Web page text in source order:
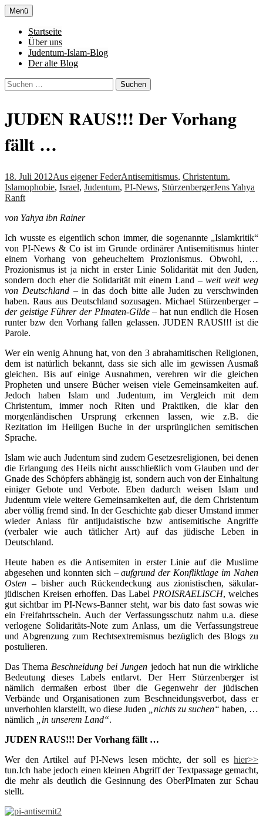
Zum
Inhalt
springen
Al-Adala.de
von allem
Menü
Startseite
Über uns
Judentum-Islam-Blog
Der alte Blog
Suchen
nach:
JUDEN RAUS!!! Der Vorhang
fällt …
18. Juli 2012Aus eigener FederAntisemitismus, Christentum,
Islamophobie, Israel, Judentum, PI-News, StürzenbergerJens Yahya
Ranft
von Yahya ibn Rainer
Ich wusste es eigentlich schon immer, die sogenannte „Islamkritik“
von PI-News & Co ist im Grunde ordinärer Antisemitismus hinter
einem Vorhang von geheucheltem Prozionismus. Obwohl, …
Prozionismus ist ja nicht in erster Linie Solidarität mit den Juden,
sondern doch eher die Solidarität mit einem Land – weit weit weg
von Deutschland –in das doch bitte alle Juden zu verschwinden
haben. Raus aus Deutschland sozusagen. Michael Stürzenberger –
der geistige Führer der PImaten-Gilde – hat nun endlich die Hosen
runter bzw den Vorhang fallen gelassen. JUDEN RAUS!!! ist die
Parole.
Wer ein wenig Ahnung hat, von den 3 abrahamitischen Religionen,
dem ist natürlich bekannt, dass sie sich alle im gewissen Ausmaß
gleichen. Bis auf einige Ausnahmen, verehren wir die gleichen
Propheten und unsere Bücher weisen viele Gemeinsamkeiten auf.
Jedoch haben Islam und Judentum, im Vergleich mit dem
Christentum, immer noch Riten und Praktiken, die klar den
morgenländischen Ursprung erkennen lassen, wie z.B. die
Rezitation im Heiligen Buche in der ursprünglichen semitischen
Sprache.
Islam wie auch Judentum sind zudem Gesetzesreligionen, bei denen
die Erlangung des Heils nicht ausschließlich vom Glauben und der
Gnade des Schöpfers abhängig ist, sondern auch von der Einhaltung
einiger Gebote und Verbote. Eben dadurch weisen Islam und
Judentum viele weitere Gemeinsamkeiten auf, die dem Christentum
aber völlig fremd sind. In der Geschichte gab dieser Umstand immer
wieder Anlass für antijudaistische bzw antisemitische Angriffe
(verbaler wie auch tätlicher Art) auf das jüdische Leben in
Deutschland.
Heute haben es die Antisemiten in erster Linie auf die Muslime
abgesehen und konnten sich – aufgrund der Konfliktlage im Nahen
Osten –bisher auch Rückendeckung aus zionistischen, säkular-
jüdischen Kreisen erhoffen. Das Label PROISRAELISCH, welches
gut sichtbar im PI-News-Banner steht, war bis dato fast sowas wie
ein Freifahrtsschein. Auch der Verfassungsschutz nahm u.a. diese
verlogene Solidaritäts-Note zum Anlass, um die Verfassungstreue
und Abgrenzung zum Rechtsextremismus bezüglich des Blogs zu
postulieren.
Das Thema Beschneidung bei Jungen jedoch hat nun die wirkliche
Bedeutung dieses Labels entlarvt. Der Herr Stürzenberger ist
nämlich dermaßen erbost über die Gegenwehr der jüdischen
Verbände und Organisationen zum Beschneidungsverbot, dass er
unverhohlen klarstellt, wo diese Juden
„nichts zu suchen“ haben, …
nämlich
„in unserem Land“.
JUDEN RAUS!!! Der Vorhang fällt …
Wer den Artikel auf PI-News lesen möchte, der soll es hier>>
tun.Ich habe jedoch einen kleinen Abgriff der Textpassage gemacht,
die mehr als deutlich die Gesinnung des OberPImaten zur Schau
stellt.